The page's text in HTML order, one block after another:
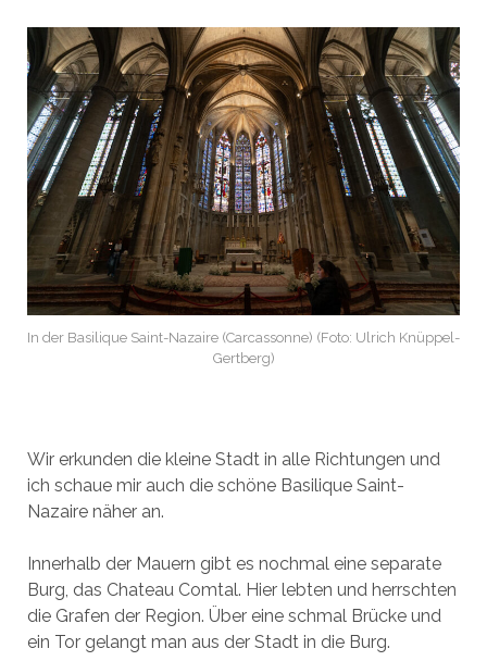
In der Basilique Saint-Nazaire (Carcassonne) (Foto: Ulrich Knüppel-
Gertberg)
Wir erkunden die kleine Stadt in alle Richtungen und
ich schaue mir auch die schöne Basilique Saint-
Nazaire näher an.
Innerhalb der Mauern gibt es nochmal eine separate
Burg, das Chateau Comtal. Hier lebten und herrschten
die Grafen der Region. Über eine schmal Brücke und
ein Tor gelangt man aus der Stadt in die Burg.